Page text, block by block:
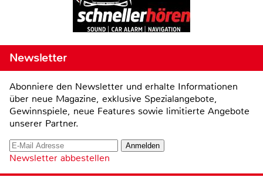
Newsletter
Abonniere den Newsletter und erhalte Informationen
über neue Magazine, exklusive Spezialangebote,
Gewinnspiele, neue Features sowie limitierte Angebote
unserer Partner.
Newsletter abbestellen